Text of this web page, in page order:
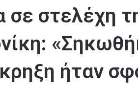
σε στελέχη
ήταν